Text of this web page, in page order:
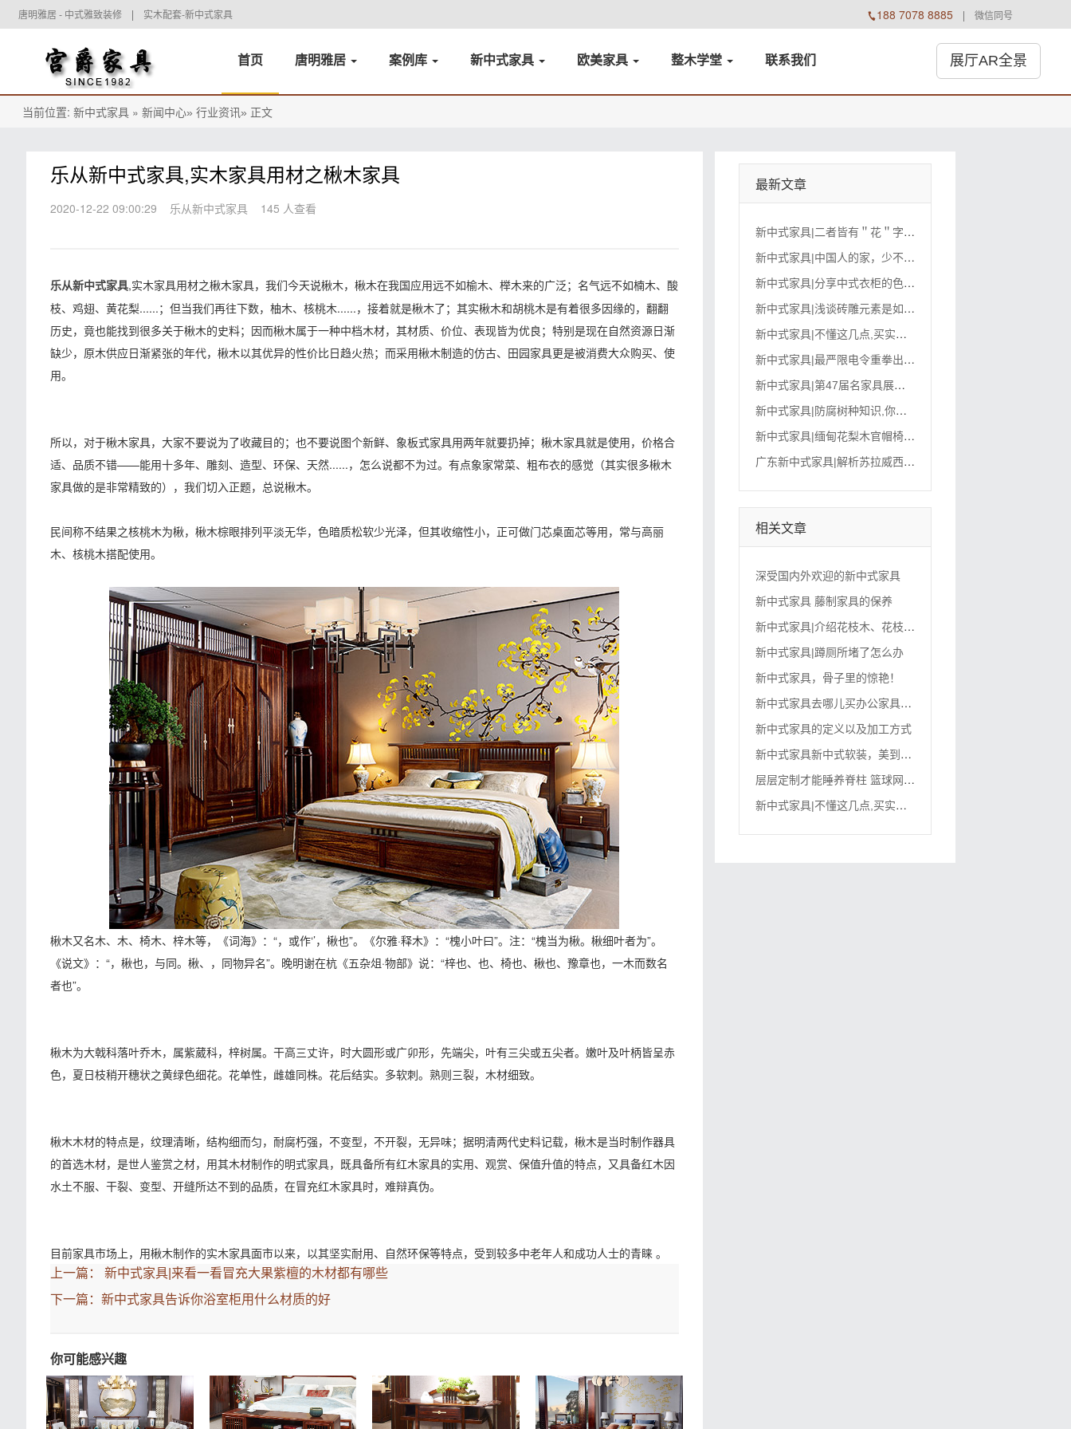
唐明雅居 - 中式雅致装修 实木配套-新中式家具  188 7078 8885 微信同号
首页 唐明雅居 案例库 新中式家具 欧美家具 整木学堂 联系我们 展厅AR全景
当前位置: 新中式家具 » 新闻中心» 行业资讯» 正文
乐从新中式家具,实木家具用材之楸木家具
2020-12-22 09:00:29 乐从新中式家具 145 人查看
乐从新中式家具,实木家具用材之楸木家具，我们今天说楸木，楸木在我国应用远不如榆木、榉木来的广泛；名气远不如楠木、酸
枝、鸡翅、黄花梨......；但当我们再往下数，柚木、核桃木......，接着就是楸木了；其实楸木和胡桃木是有着很多因缘的，翻翻
历史，竟也能找到很多关于楸木的史料；因而楸木属于一种中档木材，其材质、价位、表现皆为优良；特别是现在自然资源日渐
缺少，原木供应日渐紧张的年代，楸木以其优异的性价比日趋火热；而采用楸木制造的仿古、田园家具更是被消费大众购买、使
用。
所以，对于楸木家具，大家不要说为了收藏目的；也不要说图个新鲜、象板式家具用两年就要扔掉；楸木家具就是使用，价格合
适、品质不错——能用十多年、雕刻、造型、环保、天然......，怎么说都不为过。有点象家常菜、粗布衣的感觉（其实很多楸木
家具做的是非常精致的），我们切入正题，总说楸木。
民间称不结果之核桃木为楸，楸木棕眼排列平淡无华，色暗质松软少光泽，但其收缩性小，正可做门芯桌面芯等用，常与高丽
木、核桃木搭配使用。
楸木又名木、木、椅木、梓木等，《词海》：“，或作‘’，楸也”。《尔雅·释木》：“槐小叶曰”。注：“槐当为楸。楸细叶者为”。
《说文》：“，楸也，与同。楸、，同物异名”。晚明谢在杭《五杂俎·物部》说：“梓也、也、椅也、楸也、豫章也，一木而数名
者也”。
楸木为大戟科落叶乔木，属紫葳科，梓树属。干高三丈许，时大圆形或广卯形，先端尖，叶有三尖或五尖者。嫩叶及叶柄皆呈赤
色，夏日枝稍开穗状之黄绿色细花。花单性，雌雄同株。花后结实。多软刺。熟则三裂，木材细致。
楸木木材的特点是，纹理清晰，结构细而匀，耐腐朽强，不变型，不开裂，无异味；据明清两代史料记载，楸木是当时制作器具
的首选木材，是世人鉴赏之材，用其木材制作的明式家具，既具备所有红木家具的实用、观赏、保值升值的特点，又具备红木因
水土不服、干裂、变型、开缝所达不到的品质，在冒充红木家具时，难辩真伪。
目前家具市场上，用楸木制作的实木家具面市以来，以其坚实耐用、自然环保等特点，受到较多中老年人和成功人士的青睐 。
上一篇： 新中式家具|来看一看冒充大果紫檀的木材都有哪些
下一篇： 新中式家具告诉你浴室柜用什么材质的好
你可能感兴趣
最新文章
新
中式家具|二者皆有＂花＂字,分享巴花vs缅花木材知识
新
中式家具|中国人的家，少不了一套红木沙发
新
中式家具|分享中式衣柜的色彩搭配技巧
新
中式家具|浅谈砖雕元素是如何运用在室内装修中
新
中式家具|不懂这几点,买实木家具被套路的就是你!
新
中式家具|最严限电令重拳出击,东北拉闸限电 这三点才是真实原因
新
中式家具|第47届名家具展邀您共生共建！
新
中式家具|防腐树种知识,你想了解的都在这儿
新
中式家具|缅甸花梨木官帽椅的香味对人体有什么好处?
广
东新中式家具|解析苏拉威西条纹乌木,名贵于是顶级家具?
相关文章
深受国内外欢迎的新中式家具
新中式家具 藤制家具的保养
新
中式家具|介绍花枝木、花枝木新中式沙发好不好?
新中式家具|蹲厕所堵了怎么办
新中式家具，骨子里的惊艳！
新
中式家具去哪儿买办公家具便宜以及买办公家具性价比高
新中式家具的定义以及加工方式
新
中式家具新中式软装，美到沁人心扉
层
层定制才能睡养脊柱 篮球网红Jayme向运动人群力荐积彩
新
中式家具|不懂这几点,买实木家具被套路的就是你!